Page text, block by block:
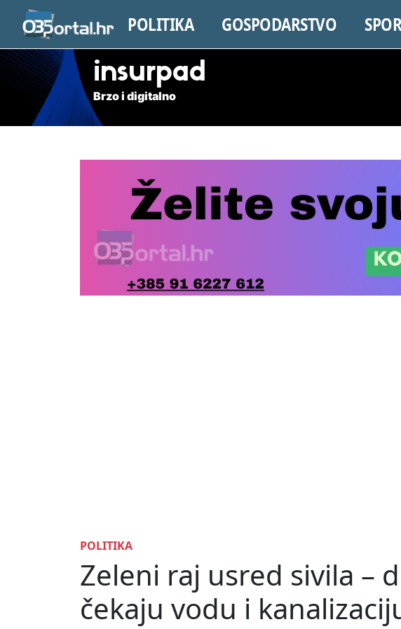
POLITIKA GOSPODARSTVO
insurpad
Brzo i digitalno
POLITIKA
Zeleni raj usred sivila –
čekaju vodu i